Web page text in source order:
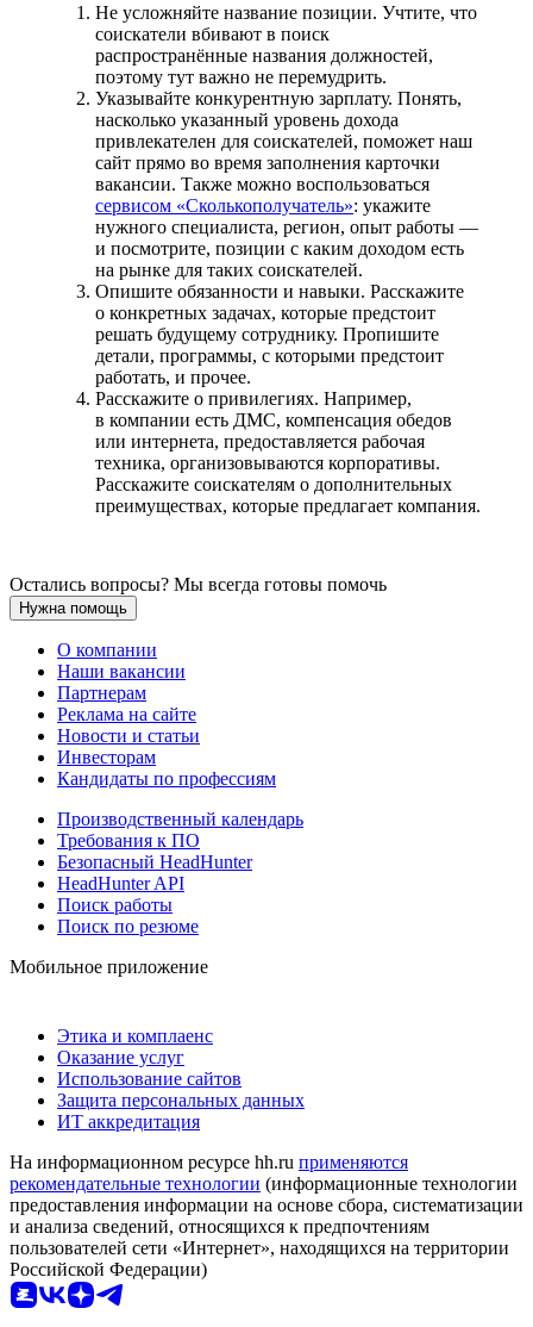
Не усложняйте название позиции. Учтите, что
соискатели вбивают в поиск
распространённые названия должностей,
поэтому тут важно не перемудрить.
Указывайте конкурентную зарплату. Понять,
насколько указанный уровень дохода
привлекателен для соискателей, поможет наш
сайт прямо во время заполнения карточки
вакансии. Также можно воспользоваться
сервисом «Сколькополучатель»: укажите
нужного специалиста, регион, опыт работы —
и посмотрите, позиции с каким доходом есть
на рынке для таких соискателей.
Опишите обязанности и навыки. Расскажите
о конкретных задачах, которые предстоит
решать будущему сотруднику. Пропишите
детали, программы, с которыми предстоит
работать, и прочее.
Расскажите о привилегиях. Например,
в компании есть ДМС, компенсация обедов
или интернета, предоставляется рабочая
техника, организовываются корпоративы.
Расскажите соискателям о дополнительных
преимуществах, которые предлагает компания.
Остались вопросы? Мы всегда готовы помочь
Нужна помощь
О компании
Наши вакансии
Партнерам
Реклама на сайте
Новости и статьи
Инвесторам
Кандидаты по профессиям
Производственный календарь
Требования к ПО
Безопасный HeadHunter
HeadHunter API
Поиск работы
Поиск по резюме
Мобильное приложение
Этика и комплаенс
Оказание услуг
Использование сайтов
Защита персональных данных
ИТ аккредитация
На информационном ресурсе hh.ru применяются
рекомендательные технологии (информационные технологии
предоставления информации на основе сбора, систематизации
и анализа сведений, относящихся к предпочтениям
пользователей сети «Интернет», находящихся на территории
Российской Федерации)